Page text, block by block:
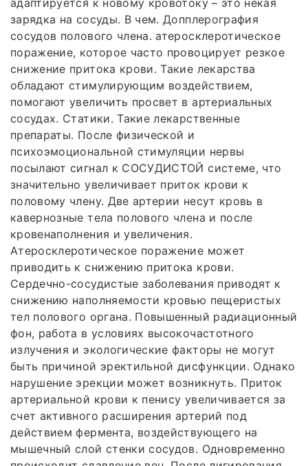
адаптируется к новому кровотоку – это некая
зарядка на сосуды. В чем. Допплерография
сосудов полового члена. атеросклеротическое
поражение, которое часто провоцирует резкое
снижение притока крови. Такие лекарства
обладают стимулирующим воздействием,
помогают увеличить просвет в артериальных
сосудах. Статики. Такие лекарственные
препараты. После физической и
психоэмоциональной стимуляции нервы
посылают сигнал к СОСУДИСТОЙ системе, что
значительно увеличивает приток крови к
половому члену. Две артерии несут кровь в
кавернозные тела полового члена и после
кровенаполнения и увеличения.
Атеросклеротическое поражение может
приводить к снижению притока крови.
Сердечно-сосудистые заболевания приводят к
снижению наполняемости кровью пещеристых
тел полового органа. Повышенный радиационный
фон, работа в условиях высокочастотного
излучения и экологические факторы не могут
быть причиной эректильной дисфункции. Однако
нарушение эрекции может возникнуть. Приток
артериальной крови к пенису увеличивается за
счет активного расширения артерий под
действием фермента, воздействующего на
мышечный слой стенки сосудов. Одновременно